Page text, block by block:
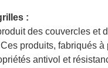
:
des couvercles et
produits, fabriqués
antivol et